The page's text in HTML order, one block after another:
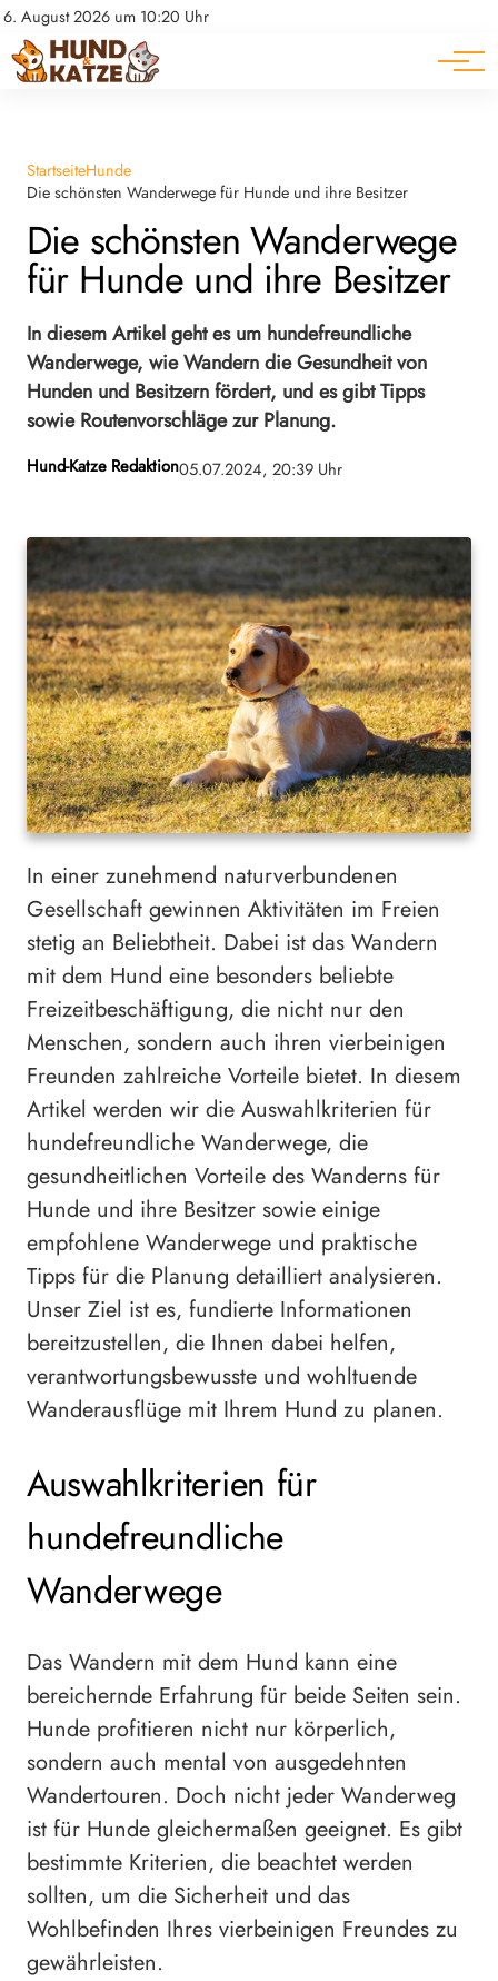
6. August 2026 um 10:20 Uhr
Datenschutz
Impressum
Pferde
Ratgeber
StartseiteHunde
Die schönsten Wanderwege für Hunde und ihre Besitzer
Die schönsten Wanderwege
für Hunde und ihre Besitzer
In diesem Artikel geht es um hundefreundliche
Wanderwege, wie Wandern die Gesundheit von
Hunden und Besitzern fördert, und es gibt Tipps
sowie Routenvorschläge zur Planung.
Hund-Katze Redaktion05.07.2024, 20:39 Uhr
In einer zunehmend naturverbundenen
Gesellschaft gewinnen Aktivitäten im Freien
stetig an Beliebtheit. Dabei ist das Wandern
mit dem Hund eine besonders beliebte
Freizeitbeschäftigung, die nicht nur den
Menschen, sondern auch ihren vierbeinigen
Freunden zahlreiche Vorteile bietet. In diesem
Artikel werden wir die Auswahlkriterien für
hundefreundliche Wanderwege, die
gesundheitlichen Vorteile des Wanderns für
Hunde und ihre Besitzer sowie einige
empfohlene Wanderwege und praktische
Tipps für die Planung detailliert analysieren.
Unser Ziel ist es, fundierte Informationen
bereitzustellen, die Ihnen dabei helfen,
verantwortungsbewusste und wohltuende
Wanderausflüge mit Ihrem Hund zu planen.
Auswahlkriterien für
hundefreundliche
Wanderwege
Das Wandern mit dem Hund kann eine
bereichernde Erfahrung für beide Seiten sein.
Hunde profitieren nicht nur körperlich,
sondern auch mental von ausgedehnten
Wandertouren. Doch nicht jeder Wanderweg
ist für Hunde gleichermaßen geeignet. Es gibt
bestimmte Kriterien, die beachtet werden
sollten, um die Sicherheit und das
Wohlbefinden Ihres vierbeinigen Freundes zu
gewährleisten.